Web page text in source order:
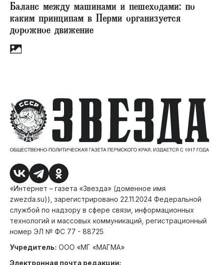
Баланс между машинами и пешеходами: по
каким принципам в Перми организуется
дорожное движение
«Интернет – газета «Звезда» (доменное имя
zwezda.su)), зарегистрировано 22.11.2024 Федеральной
службой по надзору в сфере связи, информационных
технологий и массовых коммуникаций, регистрационный
номер ЭЛ № ФС 77 - 88725
Учредитель: ООО «МГ «МАГМА»
Электронная почта редакции: